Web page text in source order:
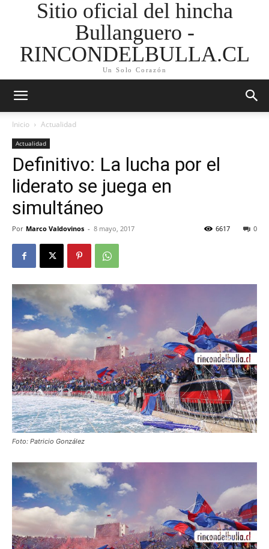
Sitio oficial del hincha
Bullanguero -
RINCONDELBULLA.CL
Un Solo Corazón
Inicio Actualidad
Actualidad
Definitivo: La lucha por el
liderato se juega en
simultáneo
Por Marco Valdovinos - 8 mayo, 2017 0
6617
Foto: Patricio González